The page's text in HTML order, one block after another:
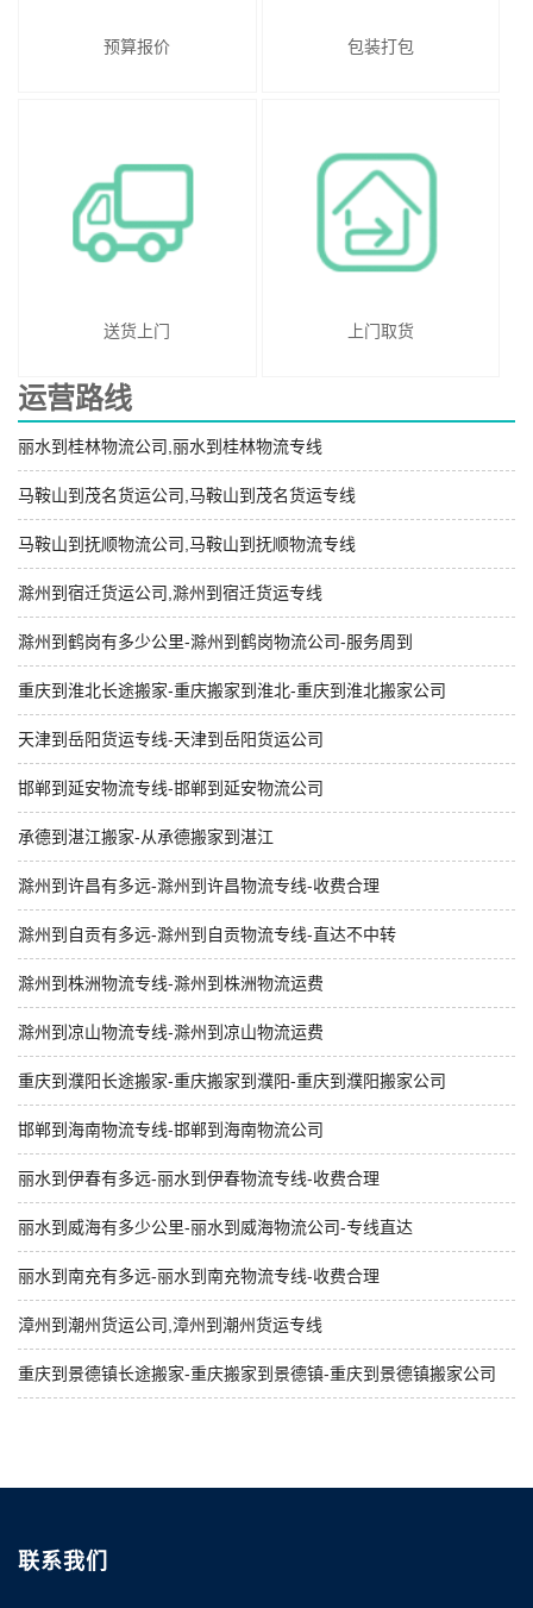
预算报价 包装打包
送货上门 上门取货
运营路线
丽水到桂林物流公司,丽水到桂林物流专线
马鞍山到茂名货运公司,马鞍山到茂名货运专线
马鞍山到抚顺物流公司,马鞍山到抚顺物流专线
滁州到宿迁货运公司,滁州到宿迁货运专线
滁州到鹤岗有多少公里-滁州到鹤岗物流公司-服务周到
重庆到淮北长途搬家-重庆搬家到淮北-重庆到淮北搬家公司
天津到岳阳货运专线-天津到岳阳货运公司
邯郸到延安物流专线-邯郸到延安物流公司
承德到湛江搬家-从承德搬家到湛江
滁州到许昌有多远-滁州到许昌物流专线-收费合理
滁州到自贡有多远-滁州到自贡物流专线-直达不中转
滁州到株洲物流专线-滁州到株洲物流运费
滁州到凉山物流专线-滁州到凉山物流运费
重庆到濮阳长途搬家-重庆搬家到濮阳-重庆到濮阳搬家公司
邯郸到海南物流专线-邯郸到海南物流公司
丽水到伊春有多远-丽水到伊春物流专线-收费合理
丽水到威海有多少公里-丽水到威海物流公司-专线直达
丽水到南充有多远-丽水到南充物流专线-收费合理
漳州到潮州货运公司,漳州到潮州货运专线
重庆到景德镇长途搬家-重庆搬家到景德镇-重庆到景德镇搬家公司
联系我们